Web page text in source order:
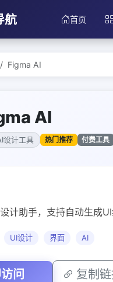
航 首页
Figma AI
AI
设计工具 热门推荐 付费工具
计助手，支持自动生成UI
UI设计 界面 AI
问 复制